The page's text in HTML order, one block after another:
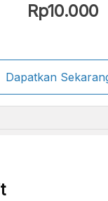
Rp10.000
Dapatkan
metode pembayaran